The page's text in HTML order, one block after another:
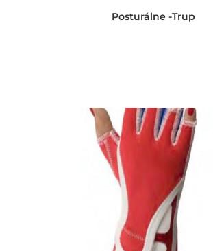
Posturálne -Trup